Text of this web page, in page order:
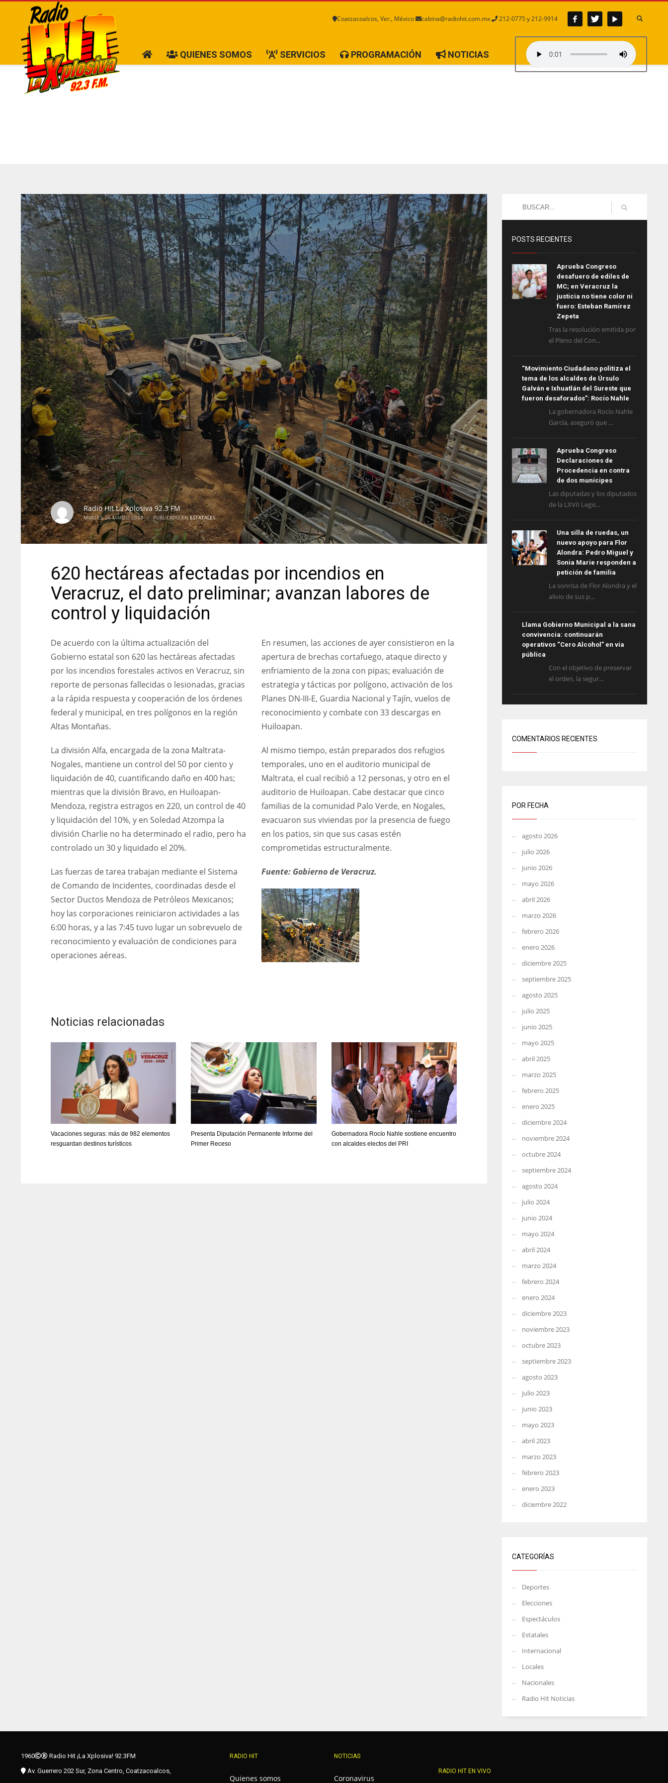
Coatzacoalcos, Ver., México cabina@radiohit.com.mx 212-0775 y 212-9914
QUIENES SOMOS SERVICIOS PROGRAMACIÓN NOTICIAS
Radio Hit La Xplosiva 92.3 FM
MARTES, 26 MARZO 2024 / PUBLICADO ENESTATALES
620 hectáreas afectadas por incendios en
Veracruz, el dato preliminar; avanzan labores de
control y liquidación
De acuerdo con la última actualización del
Gobierno estatal son 620 las hectáreas afectadas
por los incendios forestales activos en Veracruz, sin
reporte de personas fallecidas o lesionadas, gracias
a la rápida respuesta y cooperación de los órdenes
federal y municipal, en tres polígonos en la región
Altas Montañas.
La división Alfa, encargada de la zona Maltrata-
Nogales, mantiene un control del 50 por ciento y
liquidación de 40, cuantificando daño en 400 has;
mientras que la división Bravo, en Huiloapan-
Mendoza, registra estragos en 220, un control de 40
y liquidación del 10%, y en Soledad Atzompa la
división Charlie no ha determinado el radio, pero ha
controlado un 30 y liquidado el 20%.
Las fuerzas de tarea trabajan mediante el Sistema
de Comando de Incidentes, coordinadas desde el
Sector Ductos Mendoza de Petróleos Mexicanos;
hoy las corporaciones reiniciaron actividades a las
6:00 horas, y a las 7:45 tuvo lugar un sobrevuelo de
reconocimiento y evaluación de condiciones para
operaciones aéreas.
En resumen, las acciones de ayer consistieron en la
apertura de brechas cortafuego, ataque directo y
enfriamiento de la zona con pipas; evaluación de
estrategia y tácticas por polígono, activación de los
Planes DN-III-E, Guardia Nacional y Tajín, vuelos de
reconocimiento y combate con 33 descargas en
Huiloapan.
Al mismo tiempo, están preparados dos refugios
temporales, uno en el auditorio municipal de
Maltrata, el cual recibió a 12 personas, y otro en el
auditorio de Huiloapan. Cabe destacar que cinco
familias de la comunidad Palo Verde, en Nogales,
evacuaron sus viviendas por la presencia de fuego
en los patios, sin que sus casas estén
comprometidas estructuralmente.
Fuente: Gobierno de Veracruz.
Noticias relacionadas
Vacaciones seguras: más de 982 elementos
resguardan destinos turísticos
Presenta Diputación Permanente Informe del
Primer Receso
Gobernadora Rocío Nahle sostiene encuentro
con alcaldes electos del PRI
POSTS RECIENTES
Aprueba Congreso
desafuero de ediles de
MC; en Veracruz la
justicia no tiene color ni
fuero: Esteban Ramírez
Zepeta
Tras la resolución emitida por
el Pleno del Con...
“Movimiento Ciudadano politiza el
tema de los alcaldes de Úrsulo
Galván e Ixhuatlán del Sureste que
fueron desaforados”: Rocío Nahle
La gobernadora Rocío Nahle
García, aseguró que ...
Aprueba Congreso
Declaraciones de
Procedencia en contra
de dos munícipes
Las diputadas y los diputados
de la LXVII Legis...
Una silla de ruedas, un
nuevo apoyo para Flor
Alondra: Pedro Miguel y
Sonia Marie responden a
petición de familia
La sonrisa de Flor Alondra y el
alivio de sus p...
Llama Gobierno Municipal a la sana
convivencia: continuarán
operativos “Cero Alcohol” en vía
pública
Con el objetivo de preservar
el orden, la segur...
COMENTARIOS RECIENTES
POR FECHA
agosto 2026
julio 2026
junio 2026
mayo 2026
abril 2026
marzo 2026
febrero 2026
enero 2026
diciembre 2025
septiembre 2025
agosto 2025
julio 2025
junio 2025
mayo 2025
abril 2025
marzo 2025
febrero 2025
enero 2025
diciembre 2024
noviembre 2024
octubre 2024
septiembre 2024
agosto 2024
julio 2024
junio 2024
mayo 2024
abril 2024
marzo 2024
febrero 2024
enero 2024
diciembre 2023
noviembre 2023
octubre 2023
septiembre 2023
agosto 2023
julio 2023
junio 2023
mayo 2023
abril 2023
marzo 2023
febrero 2023
enero 2023
diciembre 2022
CATEGORÍAS
Deportes
Elecciones
Espectáculos
Estatales
Internacional
Locales
Nacionales
Radio Hit Noticias
1960
Radio Hit ¡La Xplosiva! 92.3FM
Av. Guerrero 202 Sur, Zona Centro, Coatzacoalcos,
RADIO HIT
Quienes somos
NOTICIAS
Coronavirus
RADIO HIT EN VIVO